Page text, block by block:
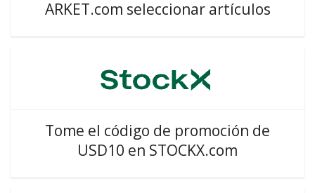
ARKET.com seleccionar artículos
Tome el código de promoción de
USD10 en STOCKX.com